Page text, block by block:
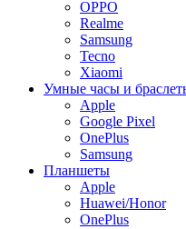
OPPO
Realme
Samsung
Tecno
Xiaomi
Умные часы и
Apple
Google Pixel
OnePlus
Samsung
Планшеты
Apple
Huawei/Honor
OnePlus